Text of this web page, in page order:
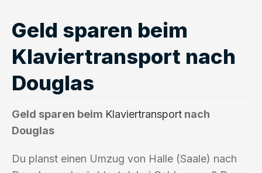
Geld sparen beim
Klaviertransport nach
Douglas
Geld sparen beim Klaviertransport nach
Douglas
Du planst einen Umzug von Halle (Saale) nach